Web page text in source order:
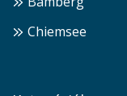
Chiemsee